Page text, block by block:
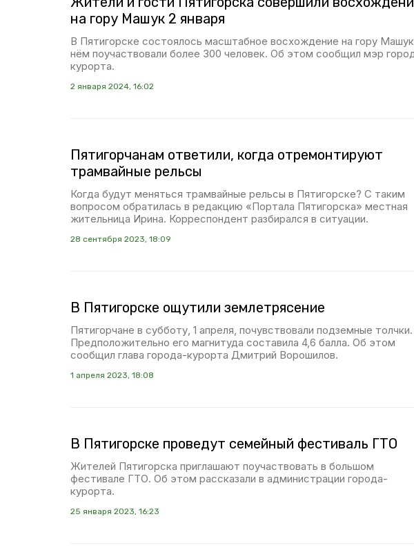
на гору Машук 2 января
В Пятигорске состоялось масштабное восхождение на гору
нём поучаствовали более 300 человек. Об этом сообщил мэр
курорта.
2 января 2024, 16:02
Пятигорчанам ответили, когда отремонтируют
трамвайные рельсы
Когда будут меняться трамвайные рельсы в Пятигорске? С таким
вопросом обратилась в редакцию «Портала Пятигорска» местная
жительница Ирина. Корреспондент разбирался в ситуации.
28 сентября 2023, 18:09
В Пятигорске ощутили землетрясение
Пятигорчане в субботу, 1 апреля, почувствовали подземные толчки.
Предположительно его магнитуда составила 4,6 балла. Об этом
сообщил глава города-курорта Дмитрий Ворошилов.
1 апреля 2023, 18:08
В Пятигорске проведут семейный фестиваль ГТО
Жителей Пятигорска приглашают поучаствовать в большом
фестивале ГТО. Об этом рассказали в администрации города-
курорта.
25 января 2023, 16:23